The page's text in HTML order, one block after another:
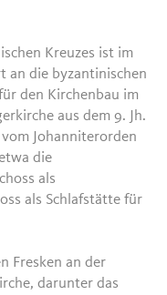
Kreuzes ist im
an die byzantinischen
den Kirchenbau im
aus dem 9. Jh.
Johanniterorden
die
als
als Schlafstätte für
Fresken an der
darunter das